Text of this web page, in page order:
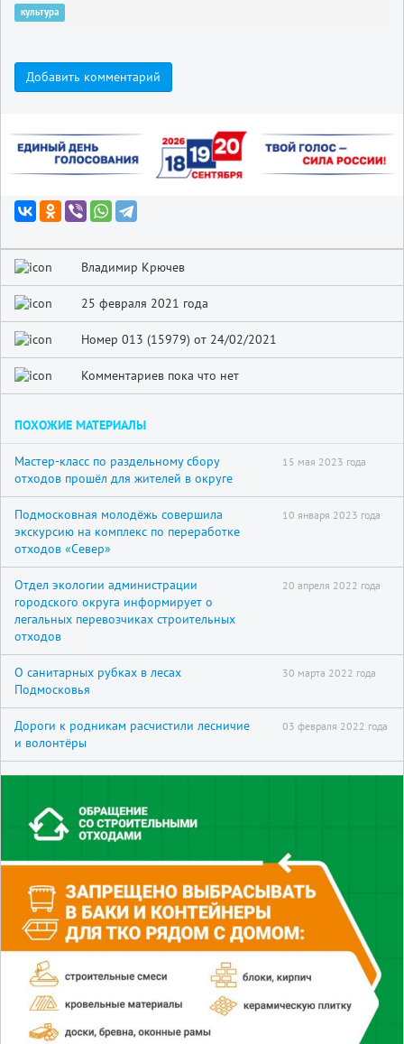
культура
Добавить комментарий
Владимир Крючев
25 февраля 2021 года
Номер 013 (15979) от 24/02/2021
Комментариев пока что нет
ПОХОЖИЕ МАТЕРИАЛЫ
Мастер-класс по раздельному сбору
отходов прошёл для жителей в округе
15 мая 2023 года
Подмосковная молодёжь совершила
экскурсию на комплекс по переработке
отходов «Север»
10 января 2023 года
Отдел экологии администрации
городского округа информирует о
легальных перевозчиках строительных
отходов
20 апреля 2022 года
О санитарных рубках в лесах
Подмосковья
30 марта 2022 года
Дороги к родникам расчистили лесничие
и волонтёры
03 февраля 2022 года